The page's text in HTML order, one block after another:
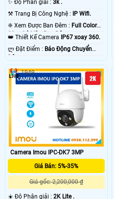
✨ Độ Phân giải : 3k .
⚒ Trang Bị Công Nghệ :
IP Wifi.
❈ Xem Được Ban Đêm : Full Color
20m Có Màu Ban Ðêm.
👑 Thiết Kế Camera
IP67 xoay 360.
️ლ Đặt Điểm : Báo Động Chuyển
Camera Imou IPC-DK7 3MP
Giá Bán: 5%-35%
Giá gốc: 2,200,000 ₫
☀️ Độ Phân giải : 2K Lite .
1949